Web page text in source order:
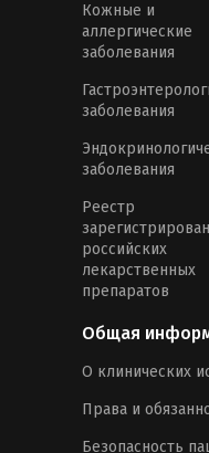
Кожные и
аллергические
заболевания
заболевания
заболевания
Реестр
российских
лекарственных
препаратов
Общая
О клинических
Права и
Безопасность